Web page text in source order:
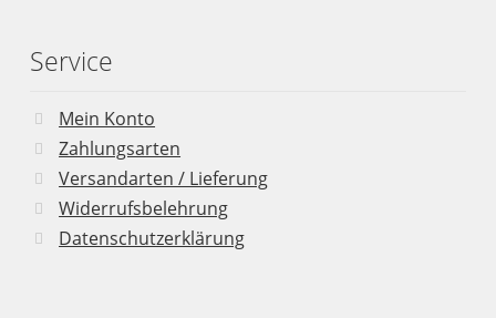
Service
Mein Konto
Zahlungsarten
Versandarten / Lieferung
Widerrufsbelehrung
Datenschutzerklärung